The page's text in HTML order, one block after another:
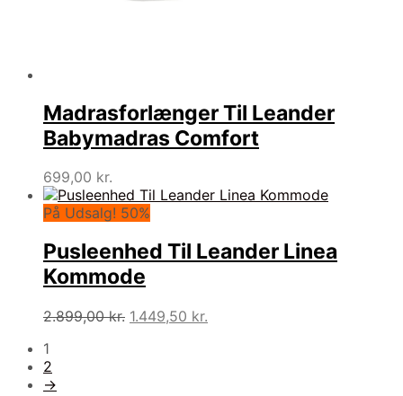
Madrasforlænger Til Leander
Babymadras Comfort
699,00 kr.
På Udsalg! 50%
Pusleenhed Til Leander Linea
Kommode
2.899,00kr. Den
1.449,50 kr.
1
2
→